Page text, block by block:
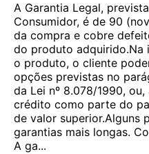
A Garantia Legal,
Consumidor, é de 90
da compra e cobre
do produto adquirido.Na
o produto, o cliente
opções previstas no
da Lei nº 8.078/1990,
crédito como parte do
de valor superior.Alguns
garantias mais longas.
A ga...